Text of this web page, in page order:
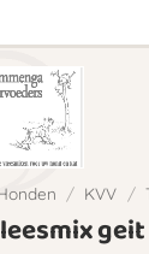
/ KVV /
geit